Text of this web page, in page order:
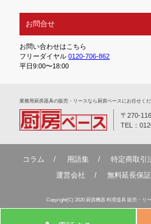
お問合せ
お問い合わせはこちら
フリーダイヤル0120-706-862
平日9:00〜18:00
業務⽤厨房器具の販売・リースなら厨房ベースにお任せくだ
〒270-
TEL：
コラム 用語集 特定商取引
運営会社
無料延⻑保証
Copyright(C) 2020 厨房機器 料理道具 販売・リ